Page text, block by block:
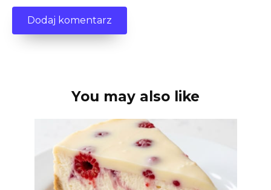
You may also like